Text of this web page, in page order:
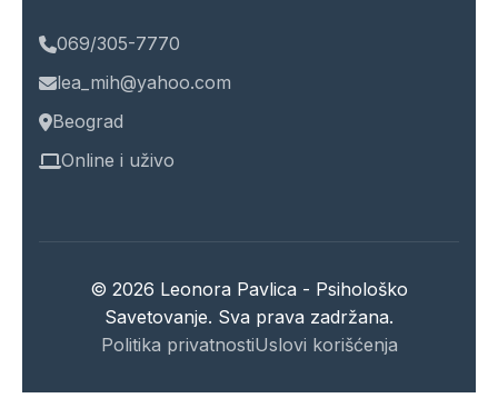
069/305-7770
lea_mih@yahoo.com
Beograd
Online i uživo
© 2026 Leonora Pavlica - Psihološko
Savetovanje. Sva prava zadržana.
Politika privatnostiUslovi korišćenja